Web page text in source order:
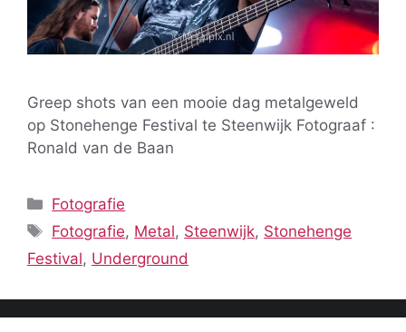
Greep shots van een mooie dag metalgeweld
op Stonehenge Festival te Steenwijk Fotograaf :
Ronald van de Baan
Categorieën
Fotografie
Tags
Fotografie, Metal, Steenwijk, Stonehenge
Festival, Underground